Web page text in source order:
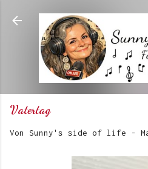
Direkt zum
Vatertag
Von Sunny's side of life -